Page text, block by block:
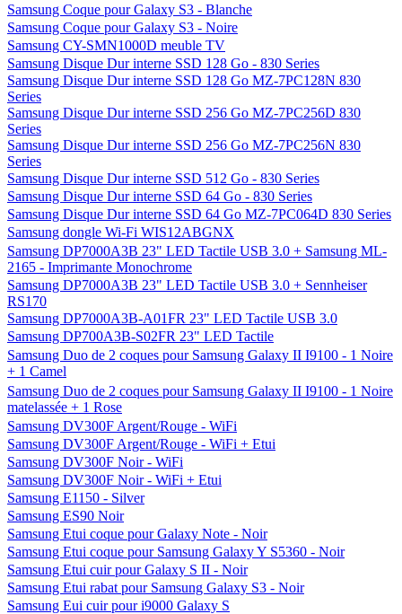
Samsung Coque pour Galaxy S3 - Blanche
Samsung Coque pour Galaxy S3 - Noire
Samsung CY-SMN1000D meuble TV
Samsung Disque Dur interne SSD 128 Go - 830 Series
Samsung Disque Dur interne SSD 128 Go MZ-7PC128N 830
Series
Samsung Disque Dur interne SSD 256 Go MZ-7PC256D 830
Series
Samsung Disque Dur interne SSD 256 Go MZ-7PC256N 830
Series
Samsung Disque Dur interne SSD 512 Go - 830 Series
Samsung Disque Dur interne SSD 64 Go - 830 Series
Samsung Disque Dur interne SSD 64 Go MZ-7PC064D 830 Series
Samsung dongle Wi-Fi WIS12ABGNX
Samsung DP7000A3B 23" LED Tactile USB 3.0 + Samsung ML-
2165 - Imprimante Monochrome
Samsung DP7000A3B 23" LED Tactile USB 3.0 + Sennheiser
RS170
Samsung DP7000A3B-A01FR 23" LED Tactile USB 3.0
Samsung DP700A3B-S02FR 23" LED Tactile
Samsung Duo de 2 coques pour Samsung Galaxy II I9100 - 1 Noire
+ 1 Camel
Samsung Duo de 2 coques pour Samsung Galaxy II I9100 - 1 Noire
matelassée + 1 Rose
Samsung DV300F Argent/Rouge - WiFi
Samsung DV300F Argent/Rouge - WiFi + Etui
Samsung DV300F Noir - WiFi
Samsung DV300F Noir - WiFi + Etui
Samsung E1150 - Silver
Samsung ES90 Noir
Samsung Etui coque pour Galaxy Note - Noir
Samsung Etui coque pour Samsung Galaxy Y S5360 - Noir
Samsung Etui cuir pour Galaxy S II - Noir
Samsung Etui rabat pour Samsung Galaxy S3 - Noir
Samsung Eui cuir pour i9000 Galaxy S